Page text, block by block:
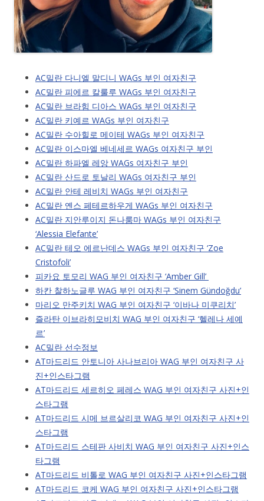
AC밀란 다니엘 말디니 WAGs 부인 여자친구
AC밀란 피에르 칼룰루 WAGs 부인 여자친구
AC밀란 브라힘 디아스 WAGs 부인 여자친구
AC밀란 키예르 WAGs 부인 여자친구
AC밀란 수아힐로 메이테 WAGs 부인 여자친구
AC밀란 이스마엘 베네세르 WAGs 여자친구 부인
AC밀란 하파엘 레앙 WAGs 여자친구 부인
AC밀란 산드로 토날리 WAGs 여자친구 부인
AC밀란 안테 레비치 WAGs 부인 여자친구
AC밀란 옌스 페테르하우게 WAGs 부인 여자친구
AC밀란 지안루이지 돈나룸마 WAGs 부인 여자친구
‘Alessia Elefante’
AC밀란 테오 에르난데스 WAGs 부인 여자친구 ‘Zoe
Cristofoli’
피카요 토모리 WAG 부인 여자친구 ‘Amber Gill’
하칸 찰하노글루 WAG 부인 여자친구 ‘Sinem Gündoğdu’
마리오 만주키치 WAG 부인 여자친구 ‘이바나 미쿠리치’
즐라탄 이브라히모비치 WAG 부인 여자친구 ‘헬레나 세예
르’
AC밀란 선수정보
AT마드리드 안토니아 사나브리아 WAG 부인 여자친구 사
진+인스타그램
AT마드리드 세르히오 페레스 WAG 부인 여자친구 사진+인
스타그램
AT마드리드 시메 브르살리코 WAG 부인 여자친구 사진+인
스타그램
AT마드리드 스테판 사비치 WAG 부인 여자친구 사진+인스
타그램
AT마드리드 비톨로 WAG 부인 여자친구 사진+인스타그램
AT마드리드 코케 WAG 부인 여자친구 사진+인스타그램